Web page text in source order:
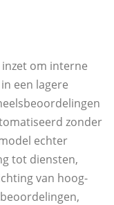
om interne
een lagere
zonder
echter
tot diensten,
van hoog-